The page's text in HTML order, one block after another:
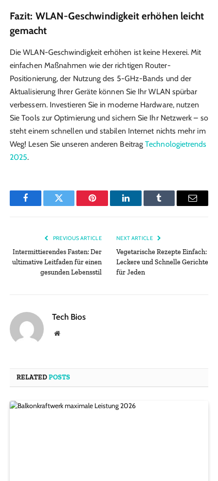
Fazit: WLAN-Geschwindigkeit erhöhen leicht
gemacht
Die WLAN-Geschwindigkeit erhöhen ist keine Hexerei. Mit
einfachen Maßnahmen wie der richtigen Router-
Positionierung, der Nutzung des 5-GHz-Bands und der
Aktualisierung Ihrer Geräte können Sie Ihr WLAN spürbar
verbessern. Investieren Sie in moderne Hardware, nutzen
Sie Tools zur Optimierung und sichern Sie Ihr Netzwerk – so
steht einem schnellen und stabilen Internet nichts mehr im
Weg! Lesen Sie unseren anderen BeitragTechnologietrends
2025.
FacebookTwitter Pinterest LinkedInTumblr Email
PREVIOUS ARTICLE
Intermittierendes Fasten: Der
ultimative Leitfaden für einen
gesunden Lebensstil
NEXT ARTICLE
Vegetarische Rezepte Einfach:
Leckere und Schnelle Gerichte
für Jeden
Tech Bios
Website
RELATEDPOSTS